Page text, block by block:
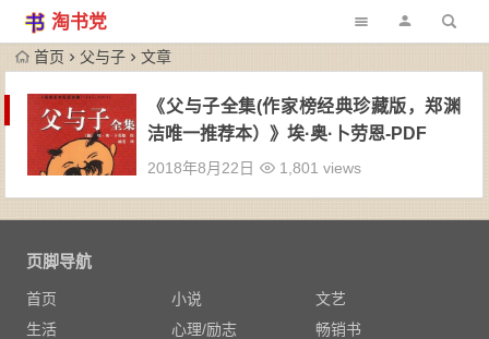
淘书党
首页 父与子 文章
《父与子全集(作家榜经典珍藏版，郑渊
洁唯一推荐本）》埃·奥·卜劳恩-PDF
2018年8月22日 1,801 views
页脚导航
首页 小说
文艺
生活
心理/励志
畅销书